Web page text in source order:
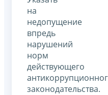
на
недопущение
впредь
нарушений
норм
действующего
законодательства.